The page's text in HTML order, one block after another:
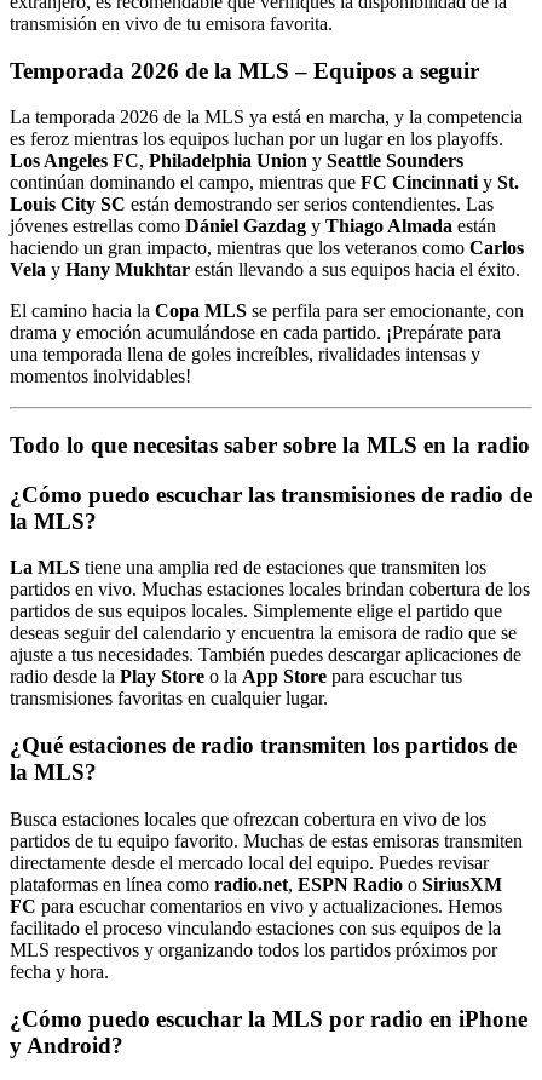
transmisión en vivo de tu emisora favorita.
Temporada 2026 de la MLS – Equipos a seguir
La temporada 2026 de la MLS ya está en marcha, y la competencia
es feroz mientras los equipos luchan por un lugar en los playoffs.
Los Angeles FC, Philadelphia Union y Seattle Sounders
continúan dominando el campo, mientras que FC Cincinnati y St.
Louis City SC están demostrando ser serios contendientes. Las
jóvenes estrellas como Dániel Gazdag y Thiago Almada están
haciendo un gran impacto, mientras que los veteranos como Carlos
Vela y Hany Mukhtar están llevando a sus equipos hacia el éxito.
El camino hacia la Copa MLS se perfila para ser emocionante, con
drama y emoción acumulándose en cada partido. ¡Prepárate para
una temporada llena de goles increíbles, rivalidades intensas y
momentos inolvidables!
Todo lo que necesitas saber sobre la MLS en la radio
¿Cómo puedo escuchar las transmisiones de radio de
la MLS?
La MLS tiene una amplia red de estaciones que transmiten los
partidos en vivo. Muchas estaciones locales brindan cobertura de los
partidos de sus equipos locales. Simplemente elige el partido que
deseas seguir del calendario y encuentra la emisora de radio que se
ajuste a tus necesidades. También puedes descargar aplicaciones de
radio desde la Play Store o la App Store para escuchar tus
transmisiones favoritas en cualquier lugar.
¿Qué estaciones de radio transmiten los partidos de
la MLS?
Busca estaciones locales que ofrezcan cobertura en vivo de los
partidos de tu equipo favorito. Muchas de estas emisoras transmiten
directamente desde el mercado local del equipo. Puedes revisar
plataformas en línea como radio.net, ESPN Radio o SiriusXM
FC para escuchar comentarios en vivo y actualizaciones. Hemos
facilitado el proceso vinculando estaciones con sus equipos de la
MLS respectivos y organizando todos los partidos próximos por
fecha y hora.
¿Cómo puedo escuchar la MLS por radio en iPhone
y Android?